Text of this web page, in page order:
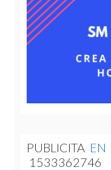
PUBLICITA EN
1533362746